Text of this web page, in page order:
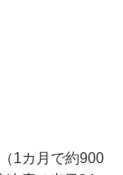
1カ月で約900